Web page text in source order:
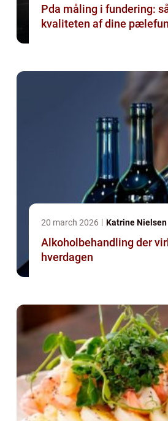
Pda måling i fundering:
kvaliteten af dine
20 march 2026 Katrine Nielsen
Alkoholbehandling der
hverdagen